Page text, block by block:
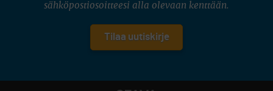
sähköpostiosoitteesi alla olevaan kenttään.
Tilaa uutiskirje